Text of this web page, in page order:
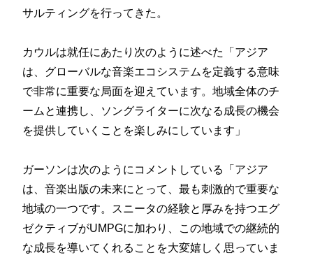
サルティングを行ってきた。
カウルは就任にあたり次のように述べた「アジア
は、グローバルな音楽エコシステムを定義する意味
で非常に重要な局面を迎えています。地域全体のチ
ームと連携し、ソングライターに次なる成長の機会
を提供していくことを楽しみにしています」
ガーソンは次のようにコメントしている「アジア
は、音楽出版の未来にとって、最も刺激的で重要な
地域の一つです。スニータの経験と厚みを持つエグ
ゼクティブがUMPGに加わり、この地域での継続的
な成長を導いてくれることを大変嬉しく思っていま